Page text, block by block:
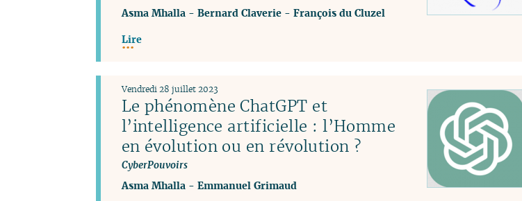
Asma Mhalla- Bernard Claverie- François du Cluzel
Lire
Le phénomène ChatGPT et
l’intelligence artificielle : l’Homme
en évolution ou en révolution ?
CyberPouvoirs
Vendredi 28 juillet 2023
Asma Mhalla- Emmanuel Grimaud